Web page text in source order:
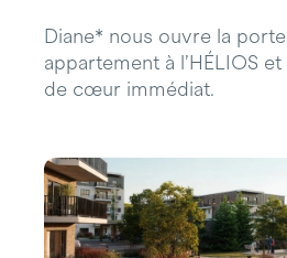
Diane* nous ouvre la
appartement à l’HÉLIOS
de cœur immédiat.